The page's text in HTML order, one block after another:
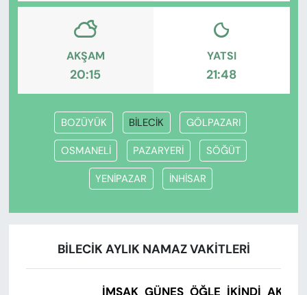
AKŞAM
20:15
YATSI
21:48
BOZÜYÜK BİLECİK GÖLPAZARI
OSMANELİ PAZARYERİ SÖĞÜT
YENİPAZAR İNHİSAR
BİLECİK AYLIK NAMAZ VAKITLERI
İMSAK GÜNEŞ ÖĞLE İKINDI
YAZAR KÖŞESİ
VAN VE DİYARBAKIR HABERLERİ